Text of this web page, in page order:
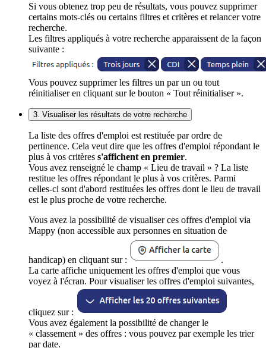
Si vous obtenez trop peu de résultats, vous pouvez supprimer
certains mots-clés ou certains filtres et critères et relancer votre
recherche.
Les filtres appliqués à votre recherche apparaissent de la façon
suivante :
Vous pouvez supprimer les filtres un par un ou tout
réinitialiser en cliquant sur le bouton « Tout réinitialiser ».
3. Visualiser les résultats de votre recherche
La liste des offres d'emploi est restituée par ordre de
pertinence. Cela veut dire que les offres d'emploi répondant le
plus à vos critères s'affichent en premier.
Vous avez renseigné le champ « Lieu de travail » ? La liste
restitue les offres répondant le plus à vos critères. Parmi
celles-ci sont d'abord restituées les offres dont le lieu de travail
est le plus proche de votre recherche.
Vous avez la possibilité de visualiser ces offres d'emploi via
Mappy (non accessible aux personnes en situation de
handicap) en cliquant sur :
.
La carte affiche uniquement les offres d'emploi que vous
voyez à l'écran. Pour visualiser les offres d'emploi suivantes,
cliquez sur :
Vous avez également la possibilité de changer le
« classement » des offres : vous pouvez par exemple les trier
par date.